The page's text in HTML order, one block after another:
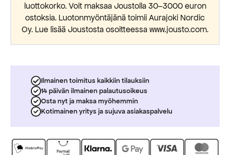
luottokorko. Voit maksaa Joustolla 30–3000 euron
ostoksia. Luotonmyöntäjänä toimii Aurajoki Nordic
Oy. Lue lisää Joustosta osoitteessa www.jousto.com.
Ilmainen toimitus kaikkiin tilauksiin
14 päivän ilmainen palautusoikeus
Osta nyt ja maksa myöhemmin
Kotimainen yritys ja sujuva asiakaspalvelu